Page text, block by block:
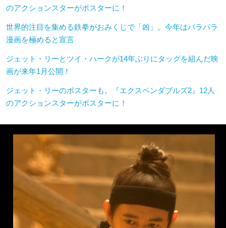
のアクションスターがポスターに！
世界的注目を集める鉄拳がおみくじで「凶」。今年はパラパラ
漫画を極めると宣言
ジェット・リーとツイ・ハークが14年ぶりにタッグを組んだ映
画が来年1月公開！
ジェット・リーのポスターも。『エクスペンダブルズ2』12人
のアクションスターがポスターに！